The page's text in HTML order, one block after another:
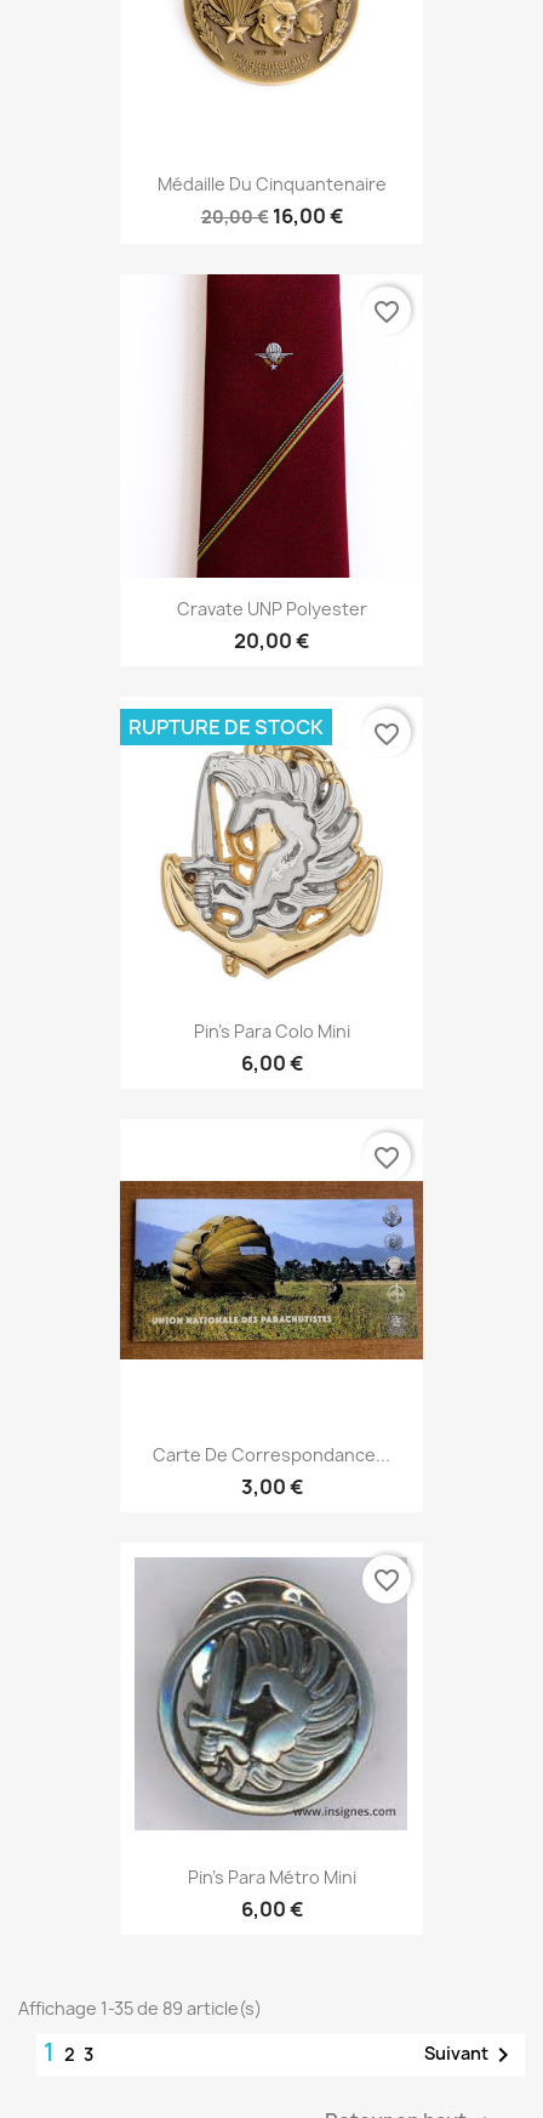
Médaille Du Cinquantenaire
20,00 € 16,00 €
Cravate UNP Polyester
20,00 €
favorite_border
Pin's Para Colo Mini
6,00 €
RUPTURE DE STOCK favorite_border
Carte De Correspondance...
3,00 €
favorite_border
Pin's Para Métro Mini
6,00 €
favorite_border
Affichage 1-35 de 89 article(s)
1 2 3 Suivant 